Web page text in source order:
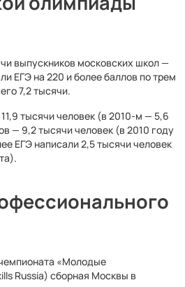
выпускников московских школ —
ЕГЭ на 220 и более баллов по трем
7,2 тысячи.
тысячи человек (в 2010-м — 5,6
— 9,2 тысячи человек (в 2010 году
ЕГЭ написали 2,5 тысячи человек
«Молодые
Russia) сборная Москвы в